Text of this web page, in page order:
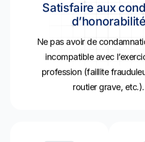
Satisfaire aux
d’honorabilité
Ne pas avoir de
incompatible avec
profession (faillite
routier grave, etc.).